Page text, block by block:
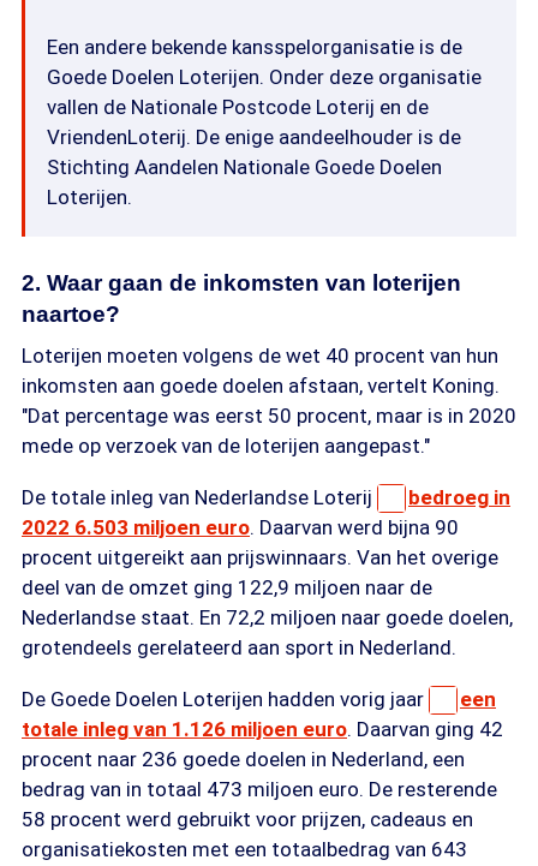
Een andere bekende kansspelorganisatie is de
Goede Doelen Loterijen. Onder deze organisatie
vallen de Nationale Postcode Loterij en de
VriendenLoterij. De enige aandeelhouder is de
Stichting Aandelen Nationale Goede Doelen
Loterijen.
2. Waar gaan de inkomsten van loterijen
naartoe?
Loterijen moeten volgens de wet 40 procent van hun
inkomsten aan goede doelen afstaan, vertelt Koning.
"Dat percentage was eerst 50 procent, maar is in 2020
mede op verzoek van de loterijen aangepast."
De totale inleg van Nederlandse Loterij
bedroeg in
2022 6.503 miljoen euro. Daarvan werd bijna 90
procent uitgereikt aan prijswinnaars. Van het overige
deel van de omzet ging 122,9 miljoen naar de
Nederlandse staat. En 72,2 miljoen naar goede doelen,
grotendeels gerelateerd aan sport in Nederland.
De Goede Doelen Loterijen hadden vorig jaar
een
totale inleg van 1.126 miljoen euro. Daarvan ging 42
procent naar 236 goede doelen in Nederland, een
bedrag van in totaal 473 miljoen euro. De resterende
58 procent werd gebruikt voor prijzen, cadeaus en
organisatiekosten met een totaalbedrag van 643